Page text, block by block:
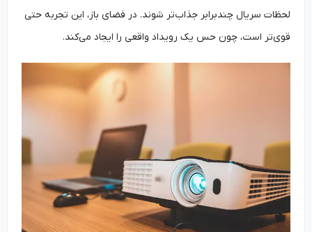
لحظات سریال چندبرابر جذاب‌تر شوند. در فضای باز، این تجربه حتی
قوی‌تر است، چون حس یک رویداد واقعی را ایجاد می‌کند.